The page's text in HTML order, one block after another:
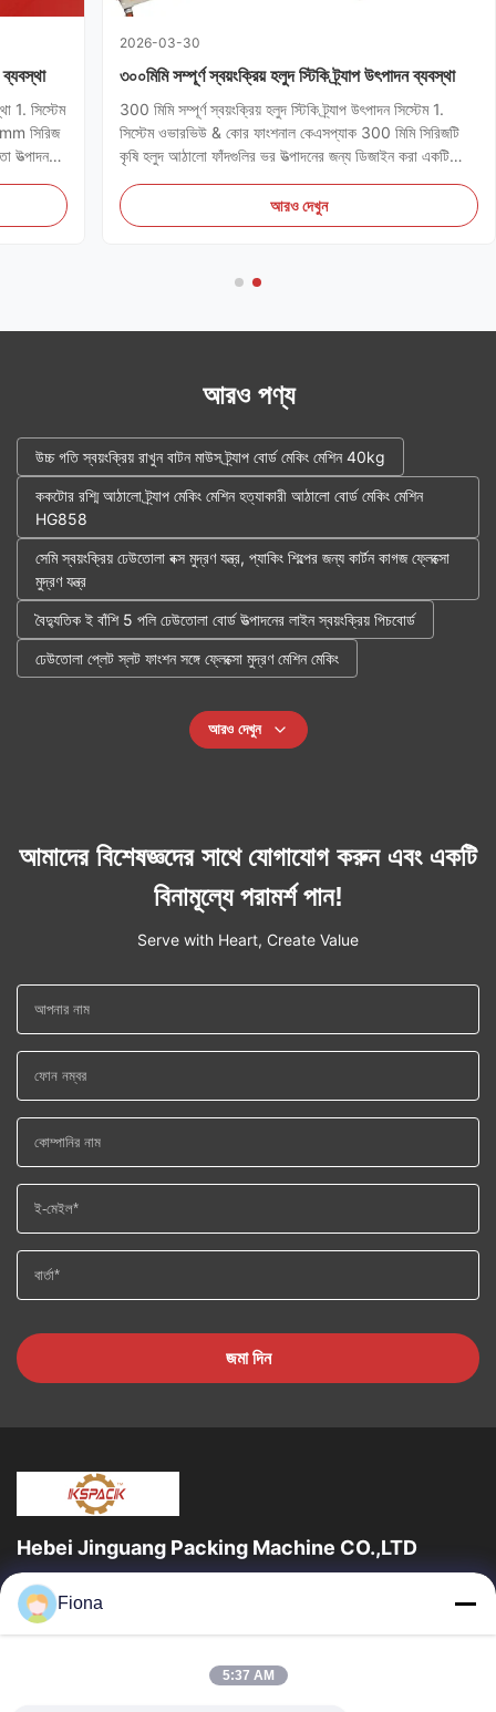
1. সিস্টেম
সিরিজ
উত্পাদন
2026-03-30
৩০০মিমি সম্পূর্ণ স্বয়ংক্রিয় হলুদ স্টিকি ট্র্যাপ উৎপাদন ব্যবস্থা
300 মিমি সম্পূর্ণ স্বয়ংক্রিয় হলুদ স্টিকি ট্র্যাপ উৎপাদন সিস্টেম 1.
সিস্টেম ওভারভিউ & কোর ফাংশনাল কেএসপ্যাক 300 মিমি সিরিজটি
কৃষি হলুদ আঠালো ফাঁদগুলির ভর উত্পাদনের জন্য ডিজাইন করা একটি
মধ্যে একাধিক যান্ত্রিক প্রক্রিয়া একত্রিত কর...
আরও দেখুন
আরও পণ্য
উচ্চ গতি স্বয়ংক্রিয় রাখুন বাটন মাউস ট্র্যাপ বোর্ড মেকিং মেশিন 40kg
ককটোর রশ্মি আঠালো ট্র্যাপ মেকিং মেশিন হত্যাকারী আঠালো বোর্ড মেকিং মেশিন
HG858
সেমি স্বয়ংক্রিয় ঢেউতোলা বক্স মুদ্রণ যন্ত্র, প্যাকিং শিল্পের জন্য কার্টন কাগজ ফ্লেক্সো
মুদ্রণ যন্ত্র
বৈদ্যুতিক ই বাঁশি 5 পলি ঢেউতোলা বোর্ড উত্পাদনের লাইন স্বয়ংক্রিয় পিচবোর্ড
ঢেউতোলা প্লেট স্লট ফাংশন সঙ্গে ফ্লেক্সো মুদ্রণ মেশিন মেকিং
আরও দেখুন
আমাদের বিশেষজ্ঞদের সাথে যোগাযোগ করুন এবং একটি
বিনামূল্যে পরামর্শ পান!
Serve with Heart, Create Value
জমা দিন
Hebei Jinguang Packing Machine CO.,LTD
জিনগুয়াং প্যাকিং মেশিন কো লিমিটেড হ'ল একটি পেশাদার professionalেউখেলানযুক্ত
শক্ত কাগজ মুদ্রণ সরঞ্জাম এবং দশ বছরেরও বেশি সময় ধরে শক্ত কাগজ...
দ্রুত লিঙ্ক
পণ্য
Fiona
5:37 AM